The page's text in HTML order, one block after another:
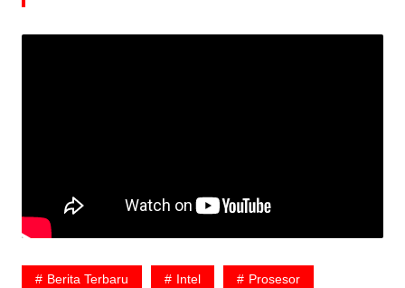
Berita Terbaru Intel Prosesor